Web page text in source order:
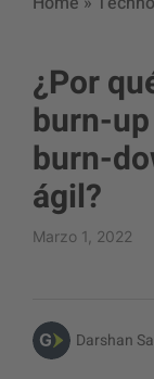
¿Por
burn-
burn-
ágil?
Marzo 1, 2022
Darshan